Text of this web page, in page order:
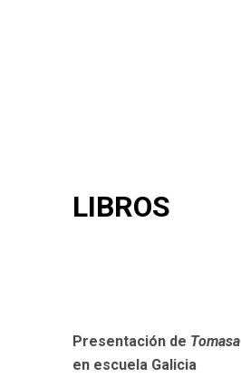
LIBROS
Presentación de Tomasa
en escuela Galicia